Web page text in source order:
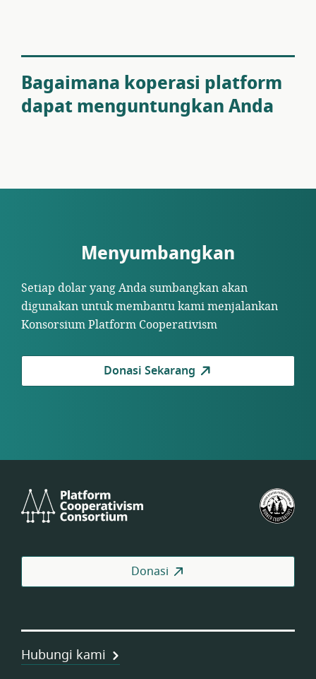
Bagaimana koperasi platform
dapat menguntungkan Anda
Menyumbangkan
Setiap dolar yang Anda sumbangkan akan
digunakan untuk membantu kami menjalankan
Konsorsium Platform Cooperativism
Donasi Sekarang
Cooperativism
Donasi
Hubungi kami